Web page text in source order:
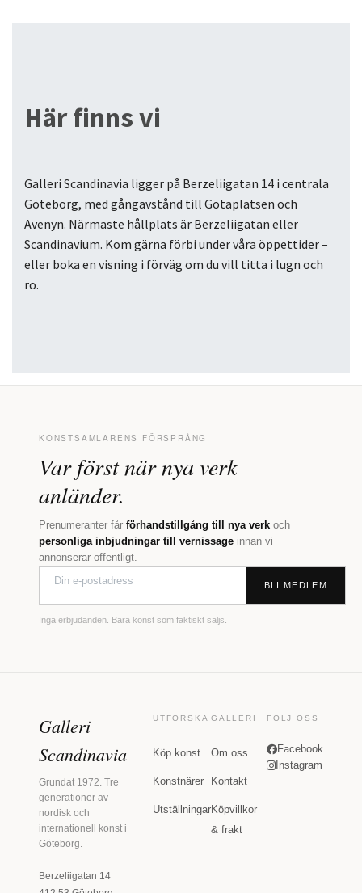
Här finns vi
Galleri Scandinavia ligger på Berzeliigatan 14 i centrala
Göteborg, med gångavstånd till Götaplatsen och
Avenyn. Närmaste hållplats är Berzeliigatan eller
Scandinavium. Kom gärna förbi under våra öppettider –
eller boka en visning i förväg om du vill titta i lugn och
ro.
KONSTSAMLARENS FÖRSPRÅNG
Var först när nya verk
anländer.
Prenumeranter får förhandstillgång till nya verk och
personliga inbjudningar till vernissage innan vi
annonserar offentligt.
BLI MEDLEM
Inga erbjudanden. Bara konst som faktiskt säljs.
Galleri
Scandinavia
Grundat 1972. Tre
generationer av
nordisk och
internationell konst i
Göteborg.
Berzeliigatan 14
UTFORSKA
Köp konst
Konstnärer
Utställningar
GALLERI
Om oss
Kontakt
Köpvillkor
& frakt
FÖLJ OSS
Facebook
Instagram